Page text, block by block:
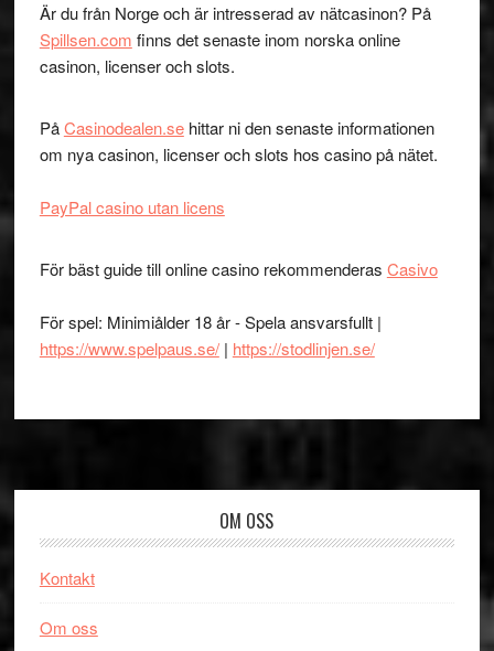
Är du från Norge och är intresserad av nätcasinon? På
Spillsen.com finns det senaste inom norska online
casinon, licenser och slots.
PåCasinodealen.sehittar ni den senaste informationen
om nya casinon, licenser och slots hos casino på nätet.
PayPal casino utan licens
För bäst guide till online casino rekommenderas Casivo
För spel: Minimiålder 18 år - Spela ansvarsfullt |
https://www.spelpaus.se/| https://stodlinjen.se/
OM OSS
Kontakt
Om oss